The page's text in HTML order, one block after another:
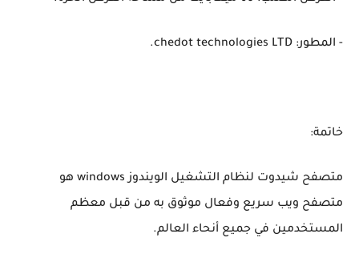
- المطور: chedot technologies LTD.
خاتمة:
متصفح شيدوت لنظام التشغيل الويندوز windows هو
متصفح ويب سريع وفعال موثوق به من قبل معظم
المستخدمين في جميع أنحاء العالم.